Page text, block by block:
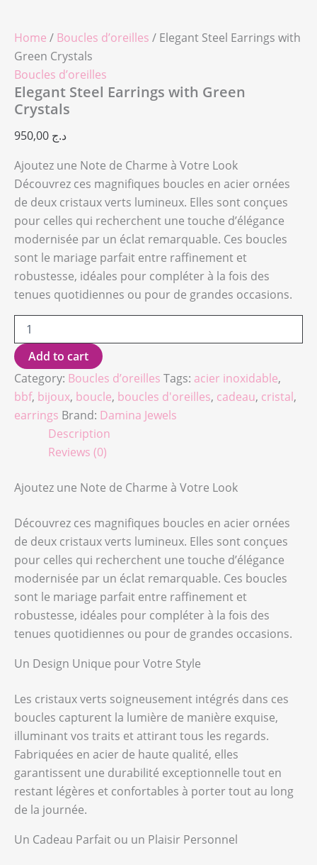
Home / Boucles d’oreilles / Elegant Steel Earrings with
Green Crystals
Boucles d’oreilles
Elegant Steel Earrings with Green
Crystals
د.ج
Ajoutez une Note de Charme à Votre Look
Découvrez ces magnifiques boucles en acier ornées
de deux cristaux verts lumineux. Elles sont conçues
pour celles qui recherchent une touche d’élégance
modernisée par un éclat remarquable. Ces boucles
sont le mariage parfait entre raffinement et
robustesse, idéales pour compléter à la fois des
tenues quotidiennes ou pour de grandes occasions.
Add to cart
Category: Boucles d’oreilles Tags: acier inoxidable,
bbf, bijoux, boucle, boucles d'oreilles, cadeau, cristal,
earrings Brand: Damina Jewels
Description
Reviews (0)
Ajoutez une Note de Charme à Votre Look
Découvrez ces magnifiques boucles en acier ornées
de deux cristaux verts lumineux. Elles sont conçues
pour celles qui recherchent une touche d’élégance
modernisée par un éclat remarquable. Ces boucles
sont le mariage parfait entre raffinement et
robustesse, idéales pour compléter à la fois des
tenues quotidiennes ou pour de grandes occasions.
Un Design Unique pour Votre Style
Les cristaux verts soigneusement intégrés dans ces
boucles capturent la lumière de manière exquise,
illuminant vos traits et attirant tous les regards.
Fabriquées en acier de haute qualité, elles
garantissent une durabilité exceptionnelle tout en
restant légères et confortables à porter tout au long
de la journée.
Un Cadeau Parfait ou un Plaisir Personnel